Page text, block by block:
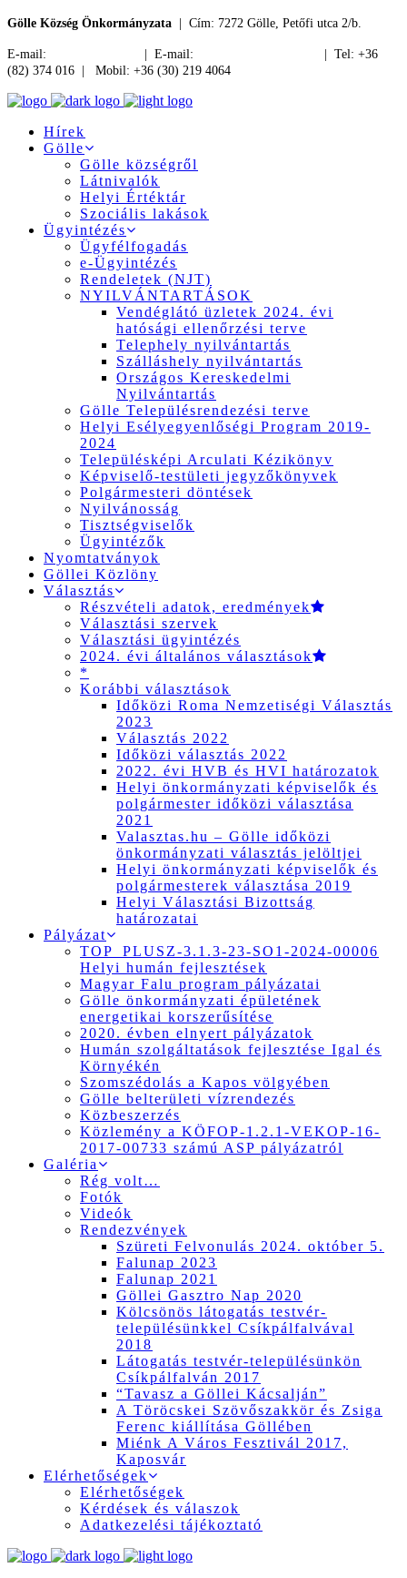
Gölle Község Önkormányzata | Cím: 7272 Gölle, Petőfi utca 2/b.
E-mail: | E-mail:
| Tel: +36
(82) 374 016 | Mobil: +36 (30) 219 4064
Hírek
Gölle
Gölle községről
Látnivalók
Helyi Értéktár
Szociális lakások
Ügyintézés
Ügyfélfogadás
e-Ügyintézés
Rendeletek (NJT)
NYILVÁNTARTÁSOK
Vendéglátó üzletek 2024. évi
hatósági ellenőrzési terve
Telephely nyilvántartás
Szálláshely nyilvántartás
Országos Kereskedelmi
Nyilvántartás
Gölle Településrendezési terve
Helyi Esélyegyenlőségi Program 2019-
2024
Településképi Arculati Kézikönyv
Képviselő-testületi jegyzőkönyvek
Polgármesteri döntések
Nyilvánosság
Tisztségviselők
Ügyintézők
Nyomtatványok
Göllei Közlöny
Választás
Részvételi adatok, eredmények
Választási szervek
Választási ügyintézés
2024. évi általános választások
*
Korábbi választások
Időközi Roma Nemzetiségi Választás
2023
Választás 2022
Időközi választás 2022
2022. évi HVB és HVI határozatok
Helyi önkormányzati képviselők és
polgármester időközi választása
2021
Valasztas.hu – Gölle időközi
önkormányzati választás jelöltjei
Helyi önkormányzati képviselők és
polgármesterek választása 2019
Helyi Választási Bizottság
határozatai
Pályázat
TOP_PLUSZ-3.1.3-23-SO1-2024-00006
Helyi humán fejlesztések
Magyar Falu program pályázatai
Gölle önkormányzati épületének
energetikai korszerűsítése
2020. évben elnyert pályázatok
Humán szolgáltatások fejlesztése Igal és
Környékén
Szomszédolás a Kapos völgyében
Gölle belterületi vízrendezés
Közbeszerzés
Közlemény a KÖFOP-1.2.1-VEKOP-16-
2017-00733 számú ASP pályázatról
Galéria
Rég volt…
Fotók
Videók
Rendezvények
Szüreti Felvonulás 2024. október 5.
Falunap 2023
Falunap 2021
Göllei Gasztro Nap 2020
Kölcsönös látogatás testvér-
településünkkel Csíkpálfalvával
2018
Látogatás testvér-településünkön
Csíkpálfalván 2017
“Tavasz a Göllei Kácsalján”
A Töröcskei Szövőszakkör és Zsiga
Ferenc kiállítása Göllében
Miénk A Város Fesztivál 2017,
Kaposvár
Elérhetőségek
Elérhetőségek
Kérdések és válaszok
Adatkezelési tájékoztató